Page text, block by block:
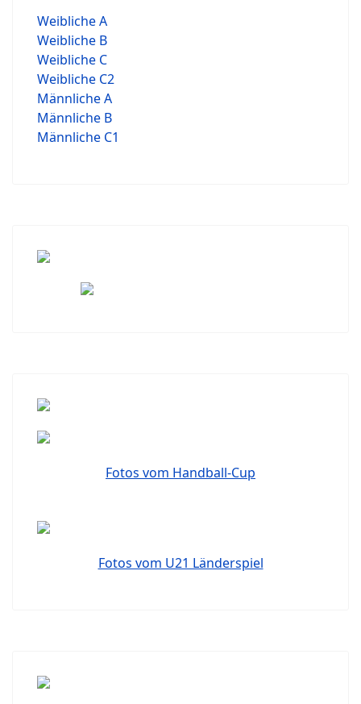
Weibliche A
Weibliche B
Weibliche C
Weibliche C2
Männliche A
Männliche B
Männliche C1
Fotos vom Handball-Cup
Fotos vom U21 Länderspiel